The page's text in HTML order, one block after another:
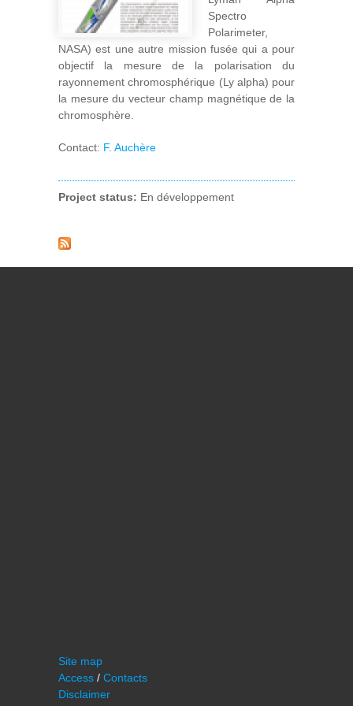
Spectro
Polarimeter,
NASA) est une autre mission fusée qui a pour
objectif la mesure de la polarisation du
rayonnement chromosphérique (Ly alpha) pour
la mesure du vecteur champ magnétique de la
chromosphère.
Contact: F. Auchère
Project status: En développement
Site map
Access / Contacts
Disclaimer